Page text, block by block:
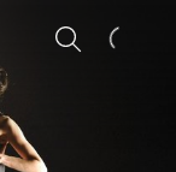
Sök